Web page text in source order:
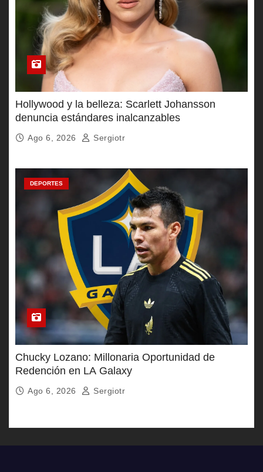
Hollywood y la belleza: Scarlett Johansson
denuncia estándares inalcanzables
Ago 6, 2026 Sergiotr
DEPORTES
Chucky Lozano: Millonaria Oportunidad de
Redención en LA Galaxy
Ago 6, 2026 Sergiotr